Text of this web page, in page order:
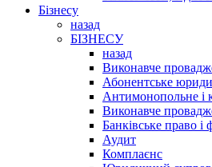
Бізнесу
назад
БІЗНЕСУ
назад
Виконавче
Абонентське
Антимонопольне і
Виконавче
Банківське право і
Аудит
Комплаєнс